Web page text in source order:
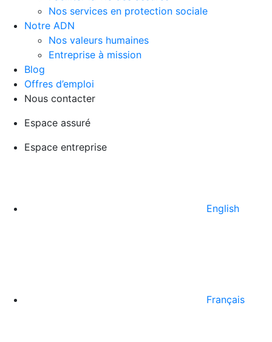
Nos services en protection sociale
Notre ADN
Nos valeurs humaines
Entreprise à mission
Blog
Offres d’emploi
Nous contacter
Espace assuré
Espace entreprise
English
Français